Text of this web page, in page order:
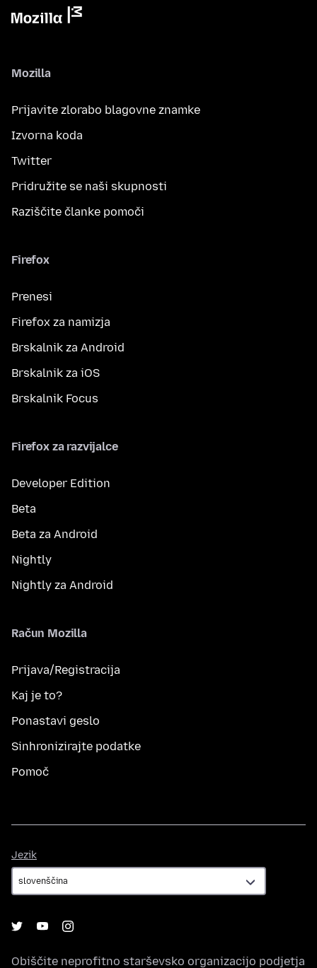
Mozilla
Prijavite zlorabo blagovne znamke
Izvorna koda
Twitter
Pridružite se naši skupnosti
Raziščite članke pomoči
Firefox
Prenesi
Firefox za namizja
Brskalnik za Android
Brskalnik za iOS
Brskalnik Focus
Firefox za razvijalce
Developer Edition
Beta
Beta za Android
Nightly
Nightly za Android
Račun Mozilla
Prijava/Registracija
Kaj je to?
Ponastavi geslo
Sinhronizirajte podatke
Pomoč
Jezik
Obiščite neprofitno starševsko organizacijo podjetja